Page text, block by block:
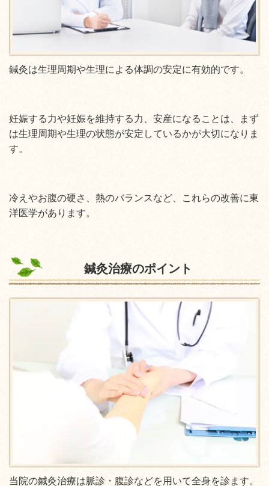
鍼灸は生理周期や生理による体調の安定に有効的です。
妊娠する力や妊娠を維持する力、安産になることは、まず
は生理周期や生理の状態が安定しているかが大切になりま
す。
冷えやお腹の硬さ、熱のバランスなど、これらの改善に東
洋医学があります。
鍼灸治療のポイント
当院の鍼灸治療は脈診・腹診などを用いて全身を診ます。